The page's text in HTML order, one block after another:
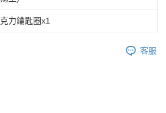
力鑰匙圈x1
客服